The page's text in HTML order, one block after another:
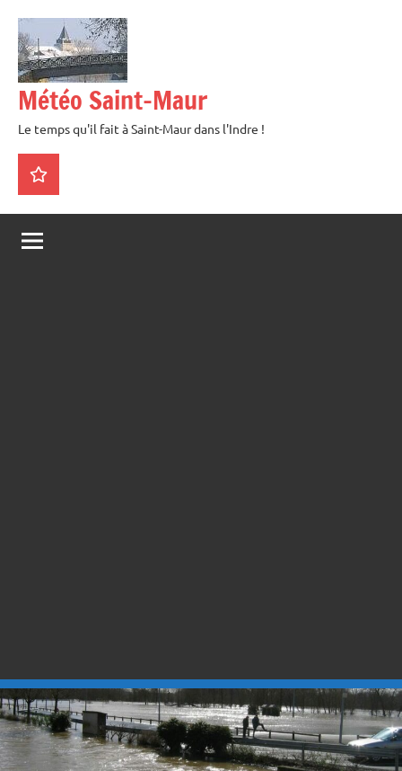
contenu
Météo Saint-Maur
Le temps qu'il fait à Saint-Maur dans l'Indre !
La
météo
en